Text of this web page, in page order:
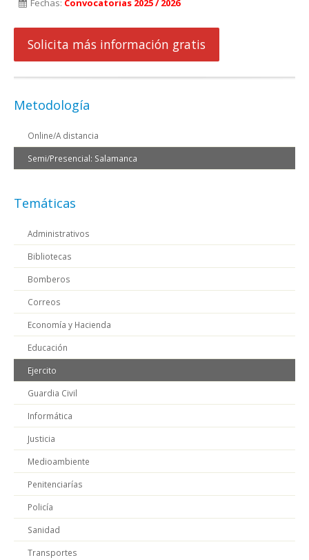
Solicita más información gratis
Metodología
Online/A distancia
Semi/Presencial: Salamanca
Temáticas
Administrativos
Bibliotecas
Bomberos
Correos
Economía y Hacienda
Educación
Ejercito
Guardia Civil
Informática
Justicia
Medioambiente
Penitenciarías
Policía
Sanidad
Transportes